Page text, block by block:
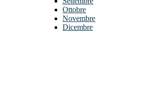
Ottobre
Novembre
Dicembre